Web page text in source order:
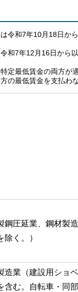
は令和7年10月18日か
令和7年12月16日から
定最低賃金の両方が
の最低賃金を支払わ
鋼圧延業、鋼材製
除く。）
造業（建設用ショ
含む。自転車・同